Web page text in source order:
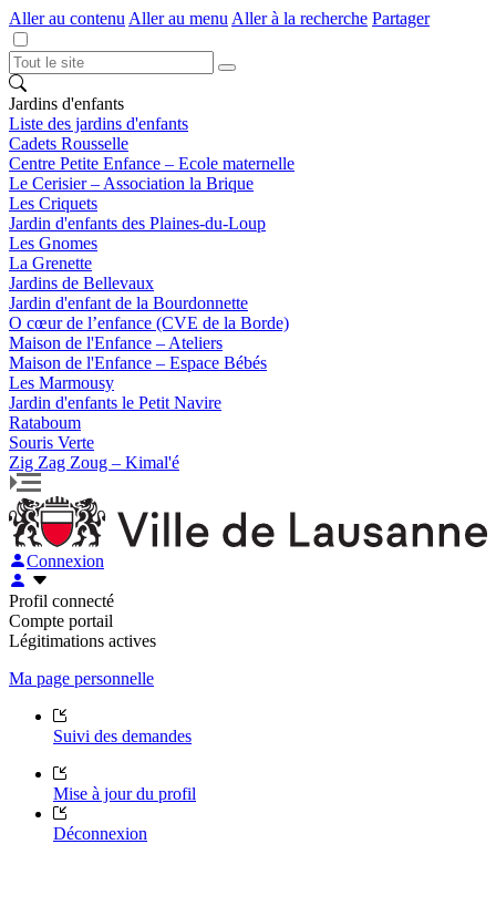
Aller au contenu Aller au menu Aller à la recherche Partager
Jardins d'enfants
Liste des jardins d'enfants
Cadets Rousselle
Centre Petite Enfance – Ecole maternelle
Le Cerisier – Association la Brique
Les Criquets
Jardin d'enfants des Plaines-du-Loup
Les Gnomes
La Grenette
Jardins de Bellevaux
Jardin d'enfant de la Bourdonnette
O cœur de l’enfance (CVE de la Borde)
Maison de l'Enfance – Ateliers
Maison de l'Enfance – Espace Bébés
Les Marmousy
Jardin d'enfants le Petit Navire
Rataboum
Souris Verte
Zig Zag Zoug – Kimal'é
Connexion
Profil connecté
Compte portail
Légitimations actives
Ma page personnelle
Suivi des demandes
Mise à jour du profil
Déconnexion